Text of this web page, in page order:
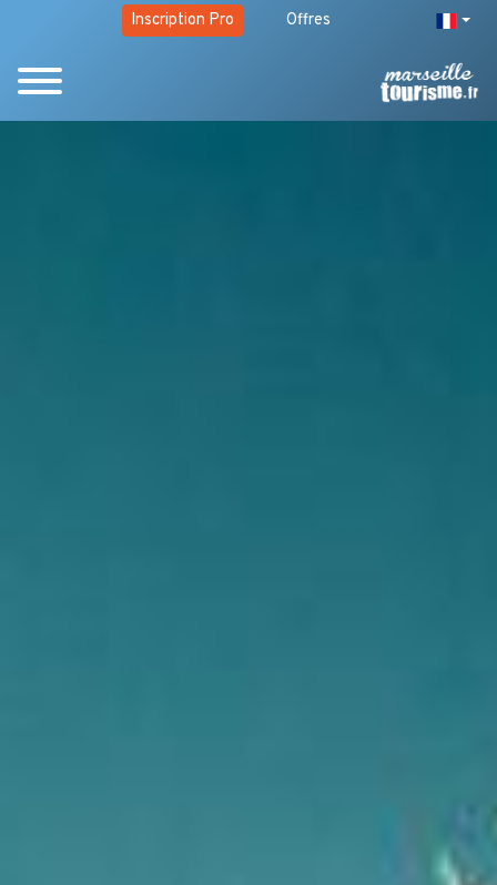
Inscription Pro Offres